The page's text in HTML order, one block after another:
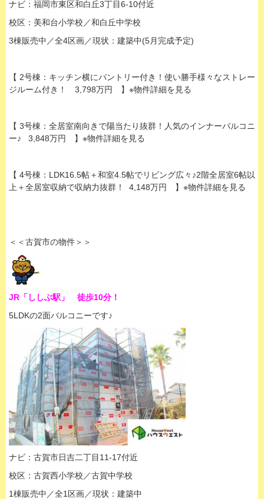
ナビ：福岡市東区和白丘3丁目6-10付近
校区：美和台小学校／和白丘中学校
3棟販売中／全4区画／現状：建築中(5月完成予定)
【 2号棟：キッチン横にパントリー付き！使い勝手様々なストレー
ジルーム付き！ 3,798万円 】※物件詳細を見る
【 3号棟：全居室南向きで陽当たり抜群！人気のインナーバルコニ
ー♪ 3,848万円 】※物件詳細を見る
【 4号棟：LDK16.5帖＋和室4.5帖でリビング広々♪2階全居室6帖以
上＋全居室収納で収納力抜群！ 4,148万円 】※物件詳細を見る
＜＜古賀市の物件＞＞
JR「ししぶ駅」 徒歩10分！
5LDKの2面バルコニーです♪
ナビ：古賀市日吉二丁目11-17付近
校区：古賀西小学校／古賀中学校
1棟販売中／全1区画／現状：建築中